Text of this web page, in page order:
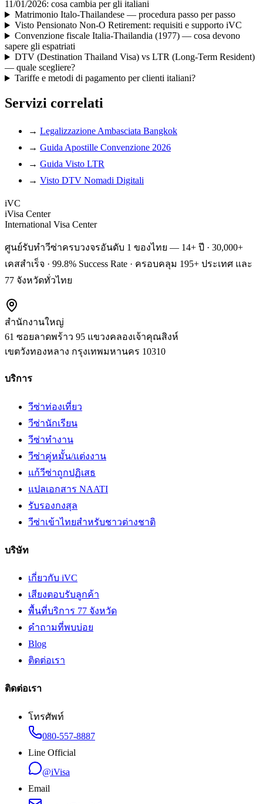
11/01/2026: cosa cambia per gli italiani
Matrimonio Italo-Thailandese — procedura passo per passo
Visto Pensionato Non-O Retirement: requisiti e supporto iVC
Convenzione fiscale Italia-Thailandia (1977) — cosa devono
sapere gli espatriati
DTV (Destination Thailand Visa) vs LTR (Long-Term Resident)
— quale scegliere?
Tariffe e metodi di pagamento per clienti italiani?
Servizi correlati
→ Legalizzazione Ambasciata Bangkok
→ Guida Apostille Convenzione 2026
→ Guida Visto LTR
→ Visto DTV Nomadi Digitali
iVC
iVisa Center
International Visa Center
ศูนย์รับทำวีซ่าครบวงจรอันดับ 1 ของไทย — 14+ ปี · 30,000+
เคสสำเร็จ · 99.8% Success Rate · ครอบคลุม 195+ ประเทศ และ
77 จังหวัดทั่วไทย
สำนักงานใหญ่
61 ซอยลาดพร้าว 95 แขวงคลองเจ้าคุณสิงห์
เขตวังทองหลาง กรุงเทพมหานคร 10310
บริการ
วีซ่าท่องเที่ยว
วีซ่านักเรียน
วีซ่าทำงาน
วีซ่าคู่หมั้น/แต่งงาน
แก้วีซ่าถูกปฏิเสธ
แปลเอกสาร NAATI
รับรองกงสุล
วีซ่าเข้าไทยสำหรับชาวต่างชาติ
บริษัท
เกี่ยวกับ iVC
เสียงตอบรับลูกค้า
พื้นที่บริการ 77 จังหวัด
คำถามที่พบบ่อย
Blog
ติดต่อเรา
ติดต่อเรา
โทรศัพท์
080-557-8887
Line Official
@iVisa
Email